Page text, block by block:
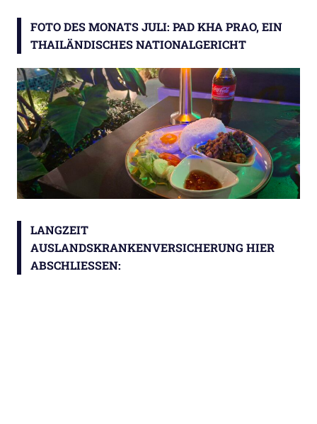
FOTO DES MONATS JULI: PAD KHA PRAO, EIN
THAILÄNDISCHES NATIONALGERICHT
LANGZEIT
AUSLANDSKRANKENVERSICHERUNG HIER
ABSCHLIESSEN: